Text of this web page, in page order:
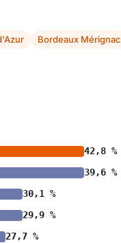
Bordeaux Mérignac
42,8 %
39,6 %
30,1 %
29,9 %
27,7 %